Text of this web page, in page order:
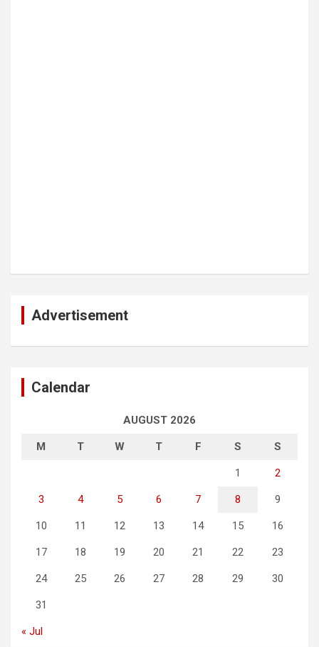
Advertisement
Calendar
AUGUST 2026
M T W T F S S
1 2
3 4 5 6 7 8 9
10 11 12 13 14 15 16
17 18 19 20 21 22 23
24 25 26 27 28 29 30
31
« Jul